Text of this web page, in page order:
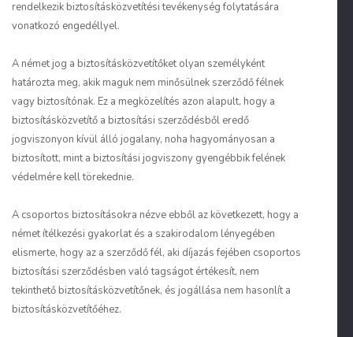
rendelkezik biztosításközvetítési tevékenység folytatására
vonatkozó engedéllyel.
A német jog a biztosításközvetítőket olyan személyként
határozta meg, akik maguk nem minősülnek szerződő félnek
vagy biztosítónak. Ez a megközelítés azon alapult, hogy a
biztosításközvetítő a biztosítási szerződésből eredő
jogviszonyon kívül álló jogalany, noha hagyományosan a
biztosított, mint a biztosítási jogviszony gyengébbik felének
védelmére kell törekednie.
A csoportos biztosításokra nézve ebből az következett, hogy a
német ítélkezési gyakorlat és a szakirodalom lényegében
elismerte, hogy az a szerződő fél, aki díjazás fejében csoportos
biztosítási szerződésben való tagságot értékesít, nem
tekinthető biztosításközvetítőnek, és jogállása nem hasonlít a
biztosításközvetítőéhez.